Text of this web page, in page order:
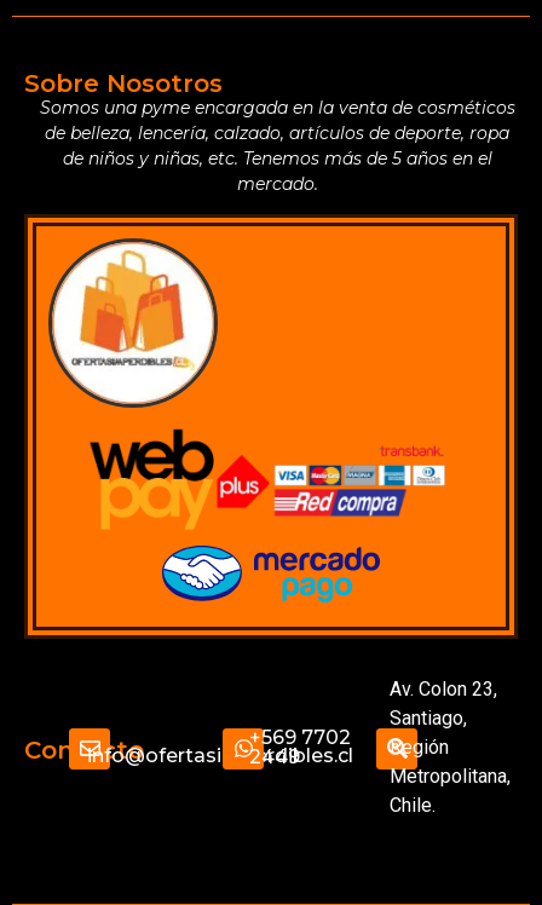
Sobre Nosotros
Somos una pyme encargada en la venta de cosméticos
de belleza, lencería, calzado, artículos de deporte, ropa
de niños y niñas, etc. Tenemos más de 5 años en el
mercado.
Contactoinfo@ofertasimperdibles.cl
+569 7702
2449
Av. Colon 23,
Santiago,
Región
Metropolitana,
Chile.